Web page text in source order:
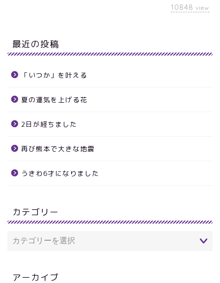
10848 view
最近の投稿
「いつか」を叶える
夏の運気を上げる花
2日が経ちました
再び熊本で大きな地震
うきわ6才になりました
カテゴリー
アーカイブ